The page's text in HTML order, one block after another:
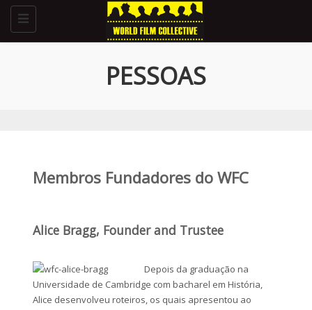
Toggle
navigation
PESSOAS
Membros Fundadores do WFC
Alice Bragg, Founder and Trustee
Depois da graduação na
Universidade de Cambridge com bacharel em História,
Alice desenvolveu roteiros, os quais apresentou ao